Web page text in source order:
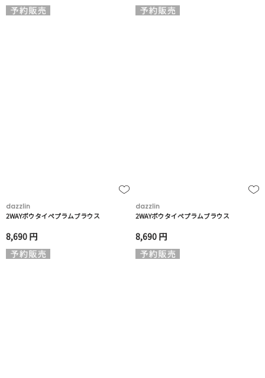
dazzlin
2WAYボウタイペプラムブラウス
8,690 円
dazzlin
2WAYボウタイペプラムブラウス
8,690 円